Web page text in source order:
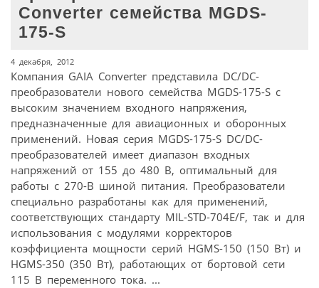
Converter семейства MGDS-
175-S
4 декабря, 2012
Компания GAIA Converter представила DC/DC-
преобразователи нового семейства MGDS-175-S с
высоким значением входного напряжения,
предназначенные для авиационных и оборонных
применений. Новая серия MGDS-175-S DC/DC-
преобразователей имеет диапазон входных
напряжений от 155 до 480 В, оптимальный для
работы с 270-В шиной питания. Преобразователи
специально разработаны как для применений,
соответствующих стандарту MIL-STD-704E/F, так и для
использования с модулями корректоров
коэффициента мощности серий HGMS-150 (150 Вт) и
HGMS-350 (350 Вт), работающих от бортовой сети
115 В переменного тока. ...